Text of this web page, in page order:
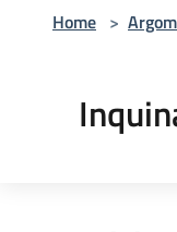
Home >